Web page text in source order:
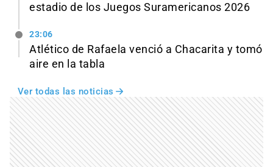
estadio de los Juegos Suramericanos 2026
23:06
Atlético de Rafaela venció a Chacarita y tomó
aire en la tabla
Ver todas las noticias